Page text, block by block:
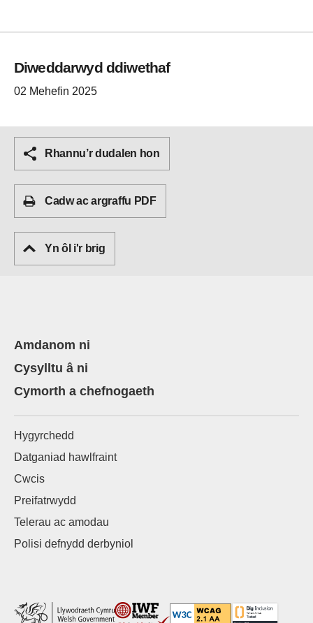
Diweddarwyd ddiwethaf
02 Mehefin 2025
Rhannu’r dudalen hon
Cadw ac argraffu PDF
Yn ôl i'r brig
Amdanom ni
Cysylltu â ni
Cymorth a chefnogaeth
Hygyrchedd
Datganiad hawlfraint
Cwcis
Preifatrwydd
Telerau ac amodau
Polisi defnydd derbyniol